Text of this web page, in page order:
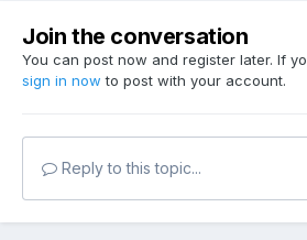
Join the conversation
You can post now and register later. If
sign in now to post with your account.
Reply to this topic...